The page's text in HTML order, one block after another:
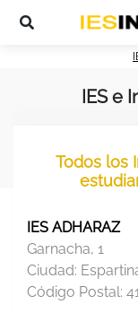
IES e
Todos los
IES ADHARAZ
Garnacha, 1
Ciudad:
Código Postal: